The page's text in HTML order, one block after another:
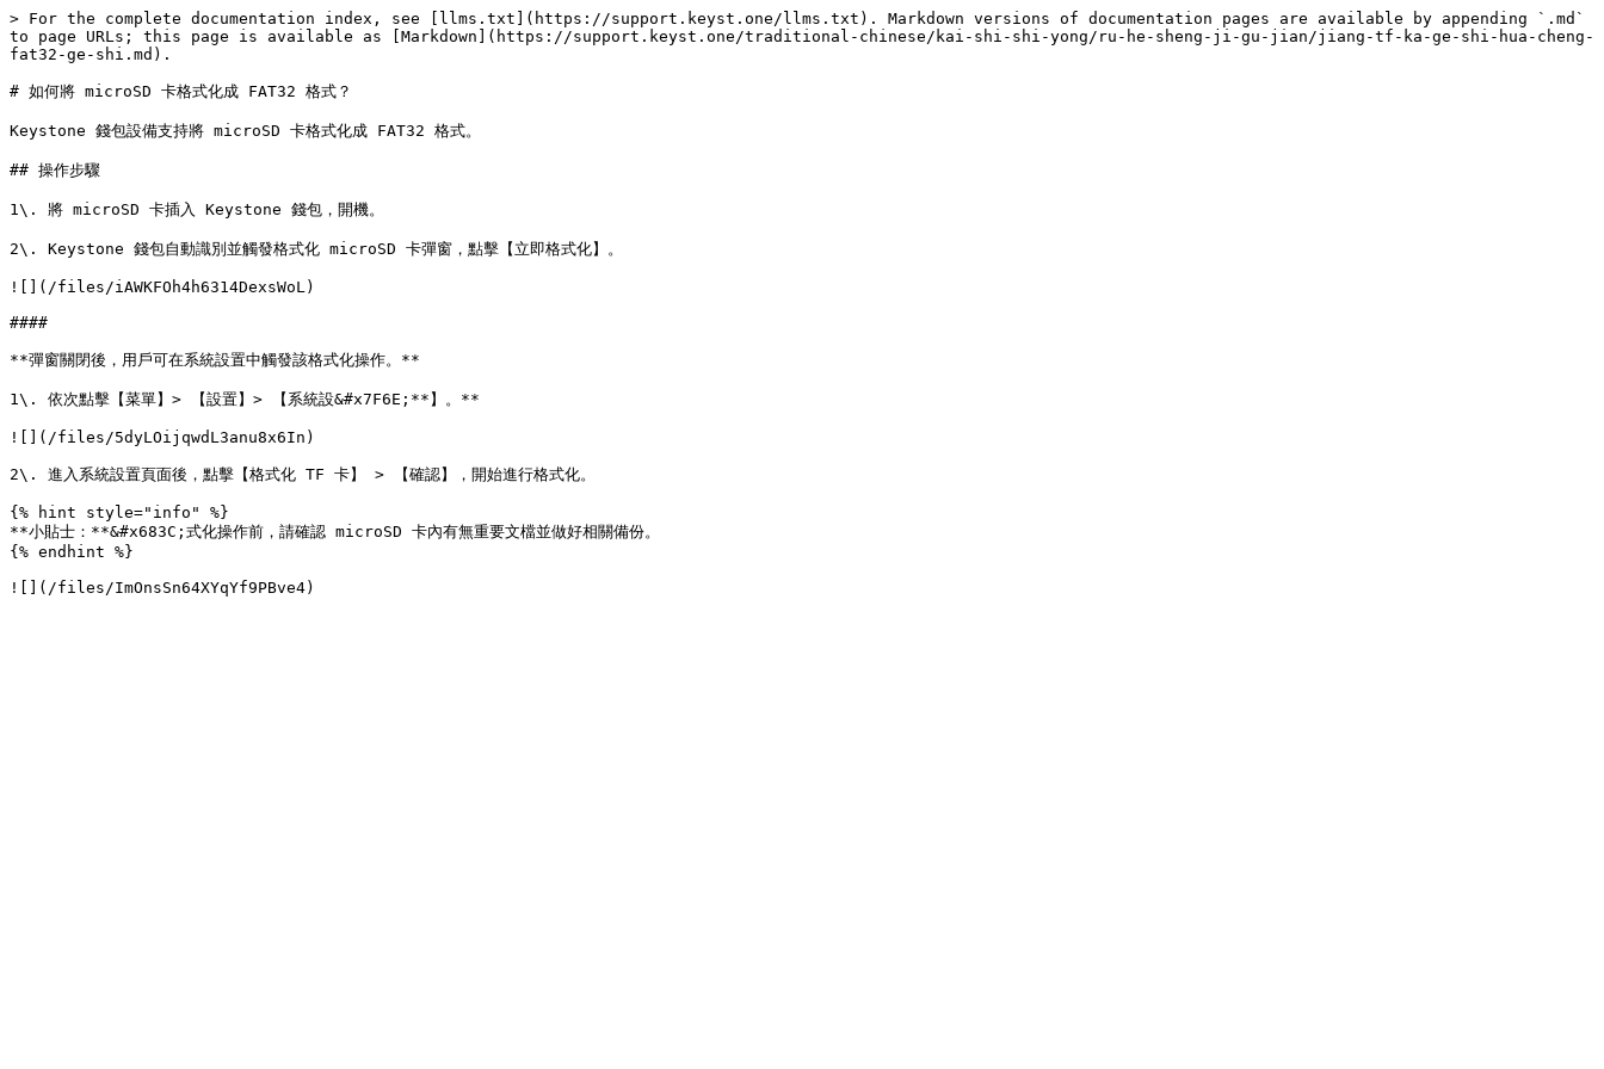
> For the complete documentation index, see [llms.txt](https://support.keyst.one/llms.txt). Markdown versions of documentation pages are available by appending `.md`
to page URLs; this page is available as [Markdown](https://support.keyst.one/traditional-chinese/kai-shi-shi-yong/ru-he-sheng-ji-gu-jian/jiang-tf-ka-ge-shi-hua-cheng-
fat32-ge-shi.md).
# 如何將 microSD 卡格式化成 FAT32 格式？
Keystone 錢包設備支持將 microSD 卡格式化成 FAT32 格式。
## 操作步驟
1\. 將 microSD 卡插入 Keystone 錢包，開機。
2\. Keystone 錢包自動識別並觸發格式化 microSD 卡彈窗，點擊【立即格式化】。
![](/files/iAWKFOh4h6314DexsWoL)
####
**彈窗關閉後，用戶可在系統設置中觸發該格式化操作。**
1\. 依次點擊【菜單】> 【設置】> 【系統設&#x7F6E;**】。**
![](/files/5dyLOijqwdL3anu8x6In)
2\. 進入系統設置頁面後，點擊【格式化 TF 卡】 > 【確認】，開始進行格式化。
{% hint style="info" %}
**小貼士：**&#x683C;式化操作前，請確認 microSD 卡內有無重要文檔並做好相關備份。
{% endhint %}